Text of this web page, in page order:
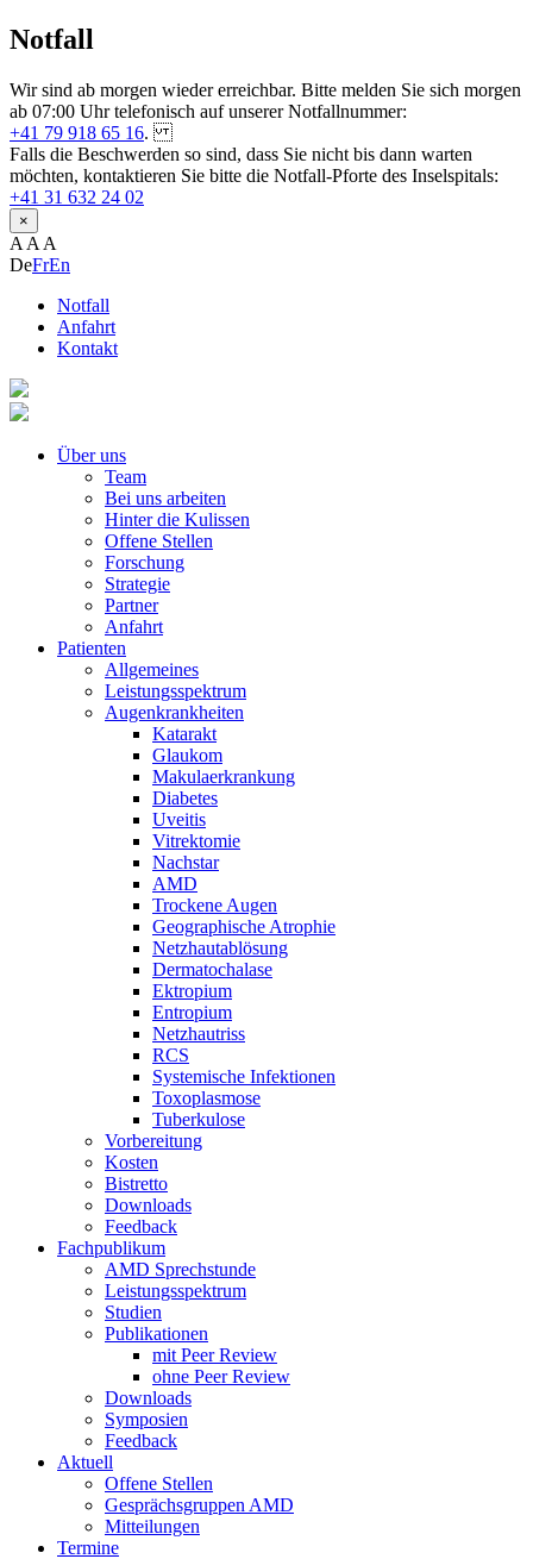
Notfall
Wir sind ab morgen wieder erreichbar. Bitte melden Sie sich morgen
ab 07:00 Uhr telefonisch auf unserer Notfallnummer:
+41 79 918 65 16.
Falls die Beschwerden so sind, dass Sie nicht bis dann warten
möchten, kontaktieren Sie bitte die Notfall-Pforte des Inselspitals:
+41 31 632 24 02
×
A A A
DeFrEn
Notfall
Anfahrt
Kontakt
Über uns
Team
Bei uns arbeiten
Hinter die Kulissen
Offene Stellen
Forschung
Strategie
Partner
Anfahrt
Patienten
Allgemeines
Leistungsspektrum
Augenkrankheiten
Katarakt
Glaukom
Makulaerkrankung
Diabetes
Uveitis
Vitrektomie
Nachstar
AMD
Trockene Augen
Geographische Atrophie
Netzhautablösung
Dermatochalase
Ektropium
Entropium
Netzhautriss
RCS
Systemische Infektionen
Toxoplasmose
Tuberkulose
Vorbereitung
Kosten
Bistretto
Downloads
Feedback
Fachpublikum
AMD Sprechstunde
Leistungsspektrum
Studien
Publikationen
mit Peer Review
ohne Peer Review
Downloads
Symposien
Feedback
Aktuell
Offene Stellen
Gesprächsgruppen AMD
Mitteilungen
Termine